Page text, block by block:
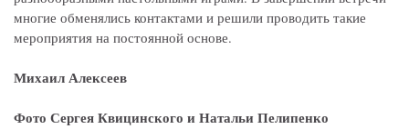
многие обменялись контактами и решили проводить такие
мероприятия на постоянной основе.
Михаил Алексеев
Фото Сергея Квицинского и Натальи Пелипенко